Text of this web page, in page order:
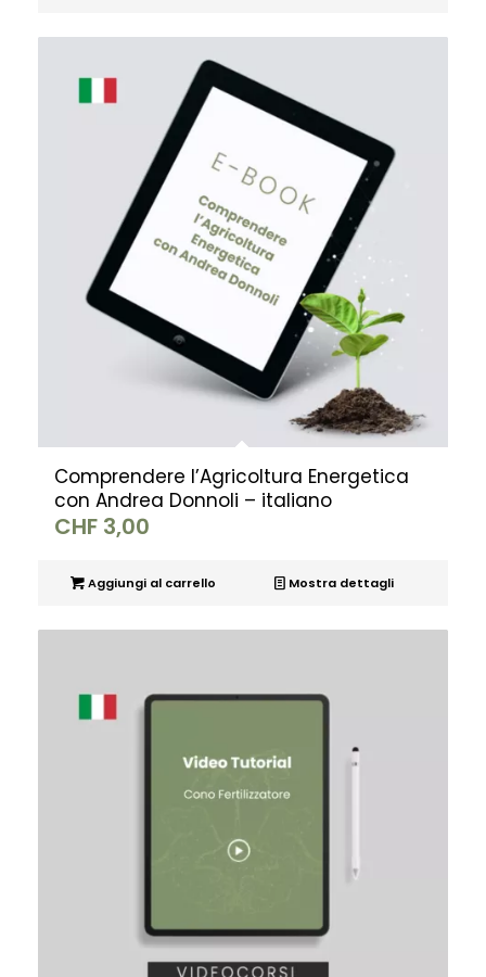
Comprendere l’Agricoltura Energetica
con Andrea Donnoli – italiano
CHF3,00
Aggiungi al carrello Mostra dettagli